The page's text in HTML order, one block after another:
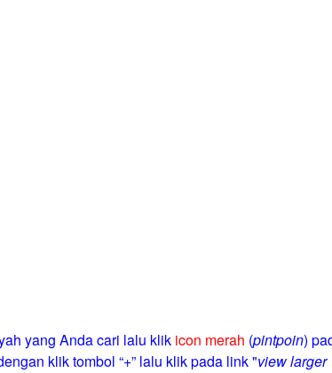
yang Anda cari lalu klik icon merah (pintpoin)
klik tombol “+” lalu klik pada link "view larger